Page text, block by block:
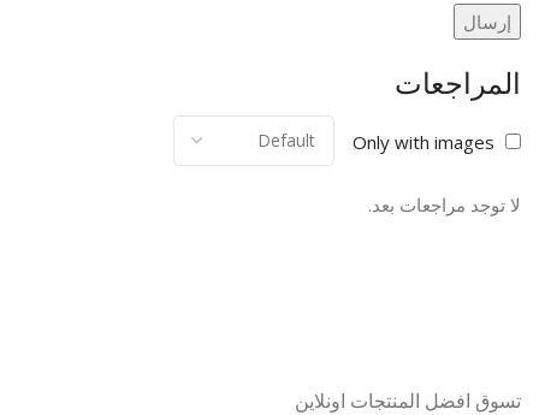
المراجعات
Only with images
لا توجد مراجعات بعد.
تسوق افضل المنتجات اونلاين